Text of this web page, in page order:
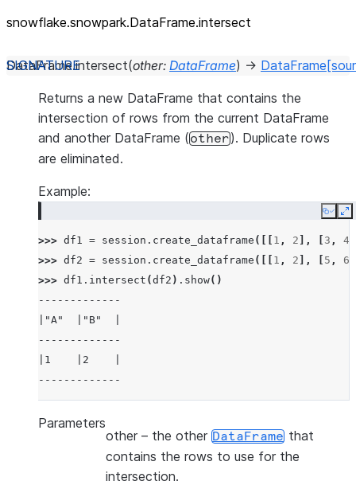
snowflake.snowpark.DataFrame.intersect
DataFrame.intersect(other: DataFrame) → DataFrame
Returns a new DataFrame that contains the
intersection of rows from the current DataFrame
and another DataFrame (other). Duplicate rows
are eliminated.
Example:
Copy
>>> df1 = session . create_dataframe ([[ 1 , 2 ], 3 , 4
>>> df2 = session . create_dataframe ([[ 1 , 2 ], 5 , 6
>>> df1 . intersect (df2 ) . show()
-------------
|"A"  |"B"  |
-------------
|1    |2    |
-------------
Parameters
other – the other DataFrame that
contains the rows to use for the
intersection.